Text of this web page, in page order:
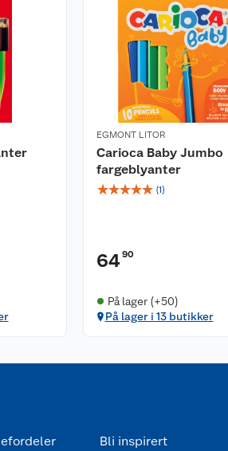
EGMONT LITOR
Carioca Baby Jumbo
fargeblyanter
☆☆☆☆☆ (1)
6490
På lager (+50)
På lager i 13 butikker
Bli inspirert